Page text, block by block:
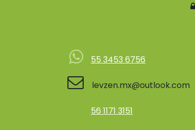
55 3453 6756
levzen.mx@outlook.com
56 1171 3151